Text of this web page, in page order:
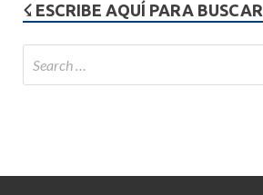
☇ ESCRIBE AQUÍ PARA BUSCAR